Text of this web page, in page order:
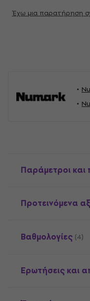
Έχω μια παρατήρηση
Παράμετροι
Προτεινόμενα
Βαθμολογίες (4)
Ερωτήσεις και